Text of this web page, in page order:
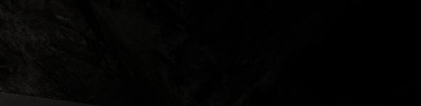
가 해당 오버클럭 기술(XMP 3.0 / EXPO)을 지원하는지 반드시 확
않을 경우, 메모리가 표기된 오버클럭 주파수에 도달하지 못할 수
메모리 모듈은 표준 전압 범위 내에서 테스트됩니다. 프로세서나
한 고장은 해당 제조사에 문의하여 A/S를 받으시길 바랍니다.